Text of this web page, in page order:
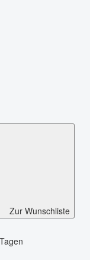
Zur Wunschliste